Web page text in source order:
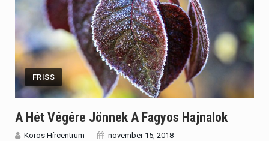
FRISS
A Hét Végére Jönnek A Fagyos Hajnalok
Körös Hírcentrum november 15, 2018